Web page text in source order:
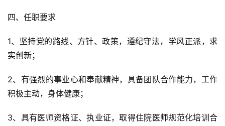
四、任职要求
1、坚持党的路线、方针、政策，遵纪守法，学风正派，求
实创新；
2、有强烈的事业心和奉献精神，具备团队合作能力，工作
积极主动，身体健康；
3、具有医师资格证、执业证，取得住院医师规范化培训合